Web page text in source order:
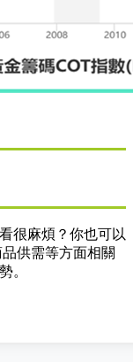
很麻煩？你也可以
供需等方面相關
。